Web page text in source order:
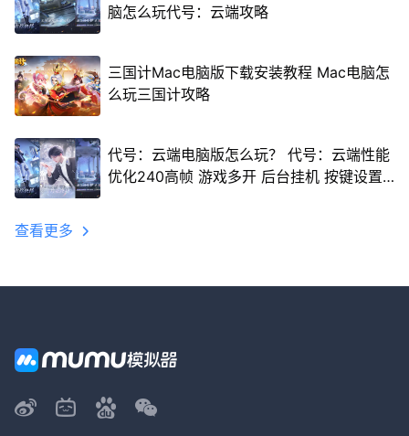
脑怎么玩代号：云端攻略
三国计Mac电脑版下载安装教程 Mac电脑怎
么玩三国计攻略
代号：云端电脑版怎么玩？ 代号：云端性能
优化240高帧 游戏多开 后台挂机 按键设置
查看更多